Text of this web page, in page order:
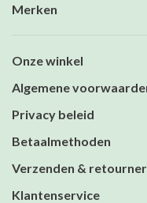
Merken
Onze winkel
Algemene
Privacy beleid
Betaalmethoden
Verzenden &
Klantenservice